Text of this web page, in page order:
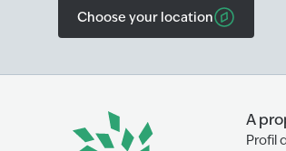
Choose your location
A
Profil